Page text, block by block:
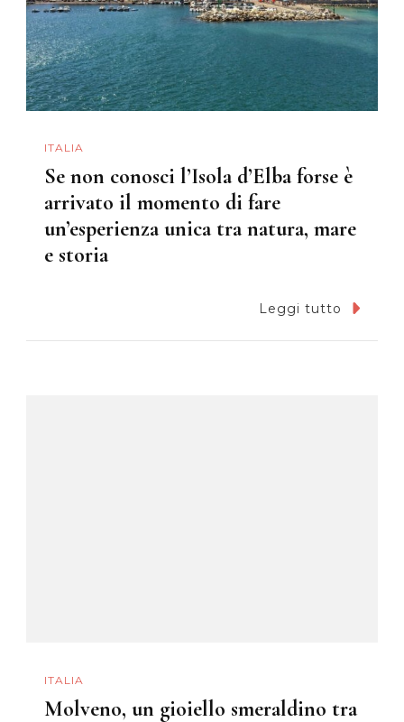
ITALIA
Se non conosci l’Isola d’Elba forse è
arrivato il momento di fare
un’esperienza unica tra natura, mare
e storia
Leggi tutto
ITALIA
Molveno, un gioiello smeraldino tra